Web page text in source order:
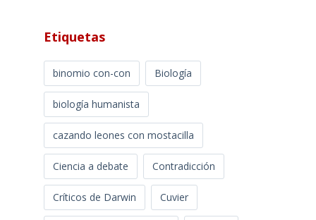
Etiquetas
binomio con-con Biología
biología humanista
cazando leones con mostacilla
Ciencia a debate Contradicción
Críticos de Darwin Cuvier